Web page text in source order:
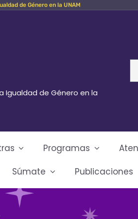
de Género en la UNAM
Igualdad de Género en la
Programas
Súmate Publicaciones